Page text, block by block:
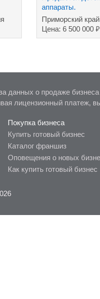
аппараты.
Приморский
Цена: 6 500 000₽
данных о продаже
лицензионный платеж,
Покупка бизнеса
Купить готовый бизнес
Каталог франшиз
Оповещения о новых
Как купить готовый бизнес